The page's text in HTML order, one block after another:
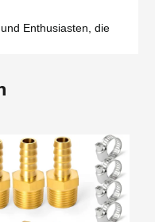
Enthusiasten, die